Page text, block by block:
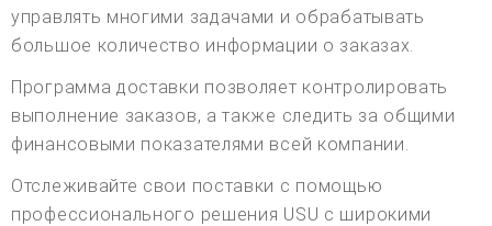
управлять многими задачами и обрабатывать
большое количество информации о заказах.
Программа доставки позволяет контролировать
выполнение заказов, а также следить за общими
финансовыми показателями всей компании.
Отслеживайте свои поставки с помощью
профессионального решения USU с широкими